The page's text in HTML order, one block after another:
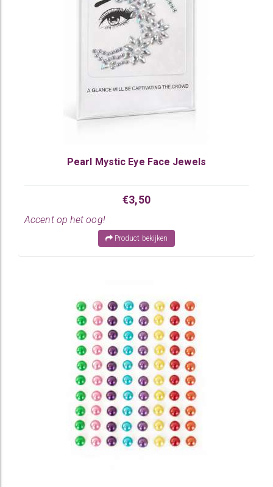
Pearl Mystic Eye Face Jewels
€3,50
Accent op het oog!
Product bekijken